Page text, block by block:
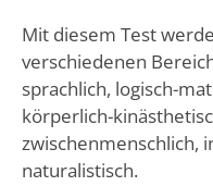
Mit diesem Test
verschiedenen
sprachlich, logisch-
körperlich-
zwischenmenschlich,
naturalistisch.